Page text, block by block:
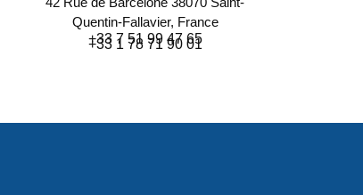
Quentin-Fallavier, France
+33 7 51 99 47 65
+33 1 78 71 90 01